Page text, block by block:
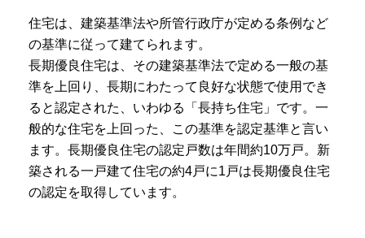
住宅は、建築基準法や所管行政庁が定める条例など
の基準に従って建てられます。
長期優良住宅は、その建築基準法で定める一般の基
準を上回り、長期にわたって良好な状態で使用でき
ると認定された、いわゆる「長持ち住宅」です。一
般的な住宅を上回った、この基準を認定基準と言い
ます。長期優良住宅の認定戸数は年間約10万戸。新
築される一戸建て住宅の約4戸に1戸は長期優良住宅
の認定を取得しています。